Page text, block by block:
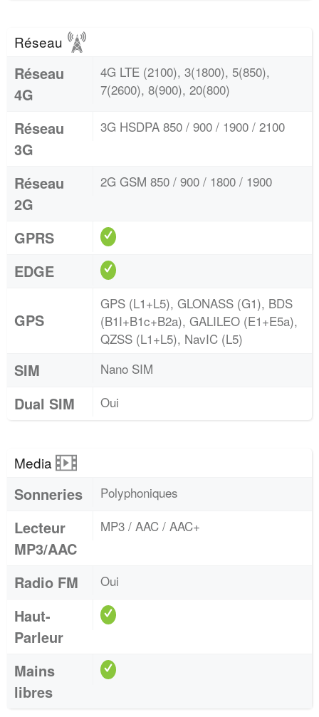
Réseau
Réseau
4G
4G LTE (2100), 3(1800), 5(850),
7(2600), 8(900), 20(800)
Réseau
3G
3G HSDPA 850 / 900 / 1900 / 2100
Réseau
2G
2G GSM 850 / 900 / 1800 / 1900
GPRS
EDGE
GPS
GPS (L1+L5), GLONASS (G1), BDS
(B1I+B1c+B2a), GALILEO (E1+E5a),
QZSS (L1+L5), NavIC (L5)
SIM Nano SIM
Dual SIM Oui
Media
Sonneries Polyphoniques
Lecteur
MP3/AAC
MP3 / AAC / AAC+
Radio FM Oui
Haut-
Parleur
Mains
libres